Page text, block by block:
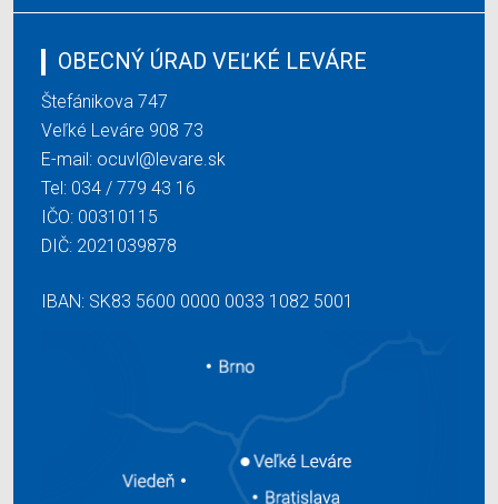
OBECNÝ ÚRAD VEĽKÉ LEVÁRE
Štefánikova 747
Veľké Leváre 908 73
E-mail: ocuvl@levare.sk
Tel: 034 / 779 43 16
IČO: 00310115
DIČ: 2021039878
IBAN: SK83 5600 0000 0033 1082 5001